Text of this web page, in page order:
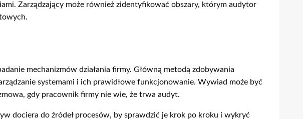
Zarządzający może również zidentyfikować obszary, którym audytor
mechanizmów działania firmy. Główną metodą zdobywania
systemami i ich prawidłowe funkcjonowanie. Wywiad może być
gdy pracownik firmy nie wie, że trwa audyt.
dociera do źródeł procesów, by sprawdzić je krok po kroku i wykryć